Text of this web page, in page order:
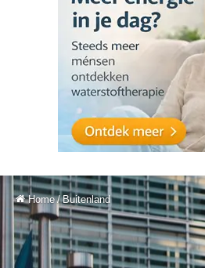
Home / Buitenland